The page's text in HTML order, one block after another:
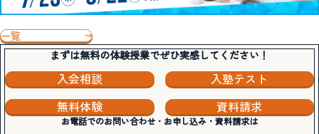
一覧
まずは無料の体験授業でぜひ実感してください！
入会相談
入塾テスト
無料体験
資料請求
お電話でのお問い合わせ・お申し込み・資料請求は